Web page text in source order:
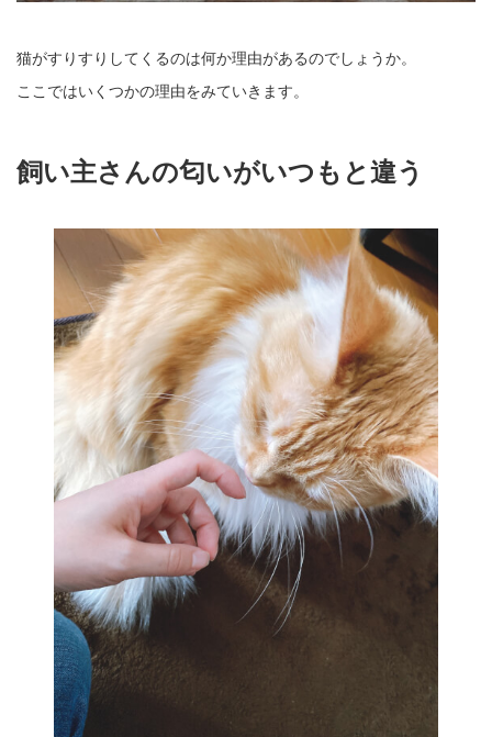
猫がすりすりしてくるのは何か理由があるのでしょうか。
ここではいくつかの理由をみていきます。
飼い主さんの匂いがいつもと違う